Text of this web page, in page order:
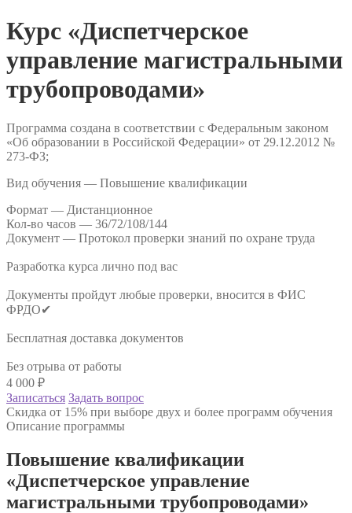
Курс «Диспетчерское
управление магистральными
трубопроводами»
Программа создана в соответствии с Федеральным законом
«Об образовании в Российской Федерации» от 29.12.2012 №
273-ФЗ;
Вид обучения — Повышение квалификации
Формат — Дистанционное
Кол-во часов — 36/72/108/144
Документ — Протокол проверки знаний по охране труда
Разработка курса лично под вас
Документы пройдут любые проверки, вносится в ФИС
ФРДО✔
Бесплатная доставка документов
Без отрыва от работы
4 000 ₽
Записаться Задать вопрос
Скидка от 15% при выборе двух и более программ обучения
Описание программы
Повышение квалификации
«Диспетчерское управление
магистральными трубопроводами»